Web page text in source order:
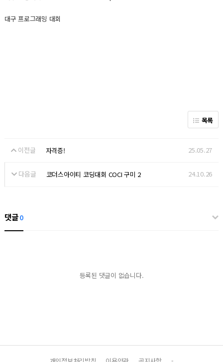
대구 프로그래밍 대회
목록
이전글 자격증! 25.05.27
다음글 코더스아이티 코딩대회 COCI 구미 2 24.10.26
댓글0
등록된 댓글이 없습니다.